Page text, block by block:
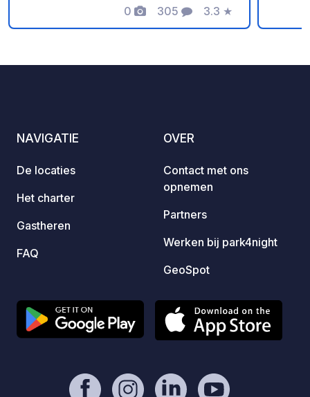
voorzieningen: vlakke en verharde
standplaatsen,
bekijken en uw plaats te reserveren,
“Contact / Website” van deze fiche!
0
Foto's
305
Commentaren
3.3
Beoordeling
★
NAVIGATIE
De locaties
Het charter
Gastheren
FAQ
OVER
Contact met ons
opnemen
Partners
Werken bij park4night
GeoSpot